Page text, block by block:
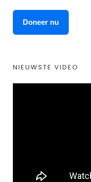
Doneer nu
NIEUWSTE VIDEO